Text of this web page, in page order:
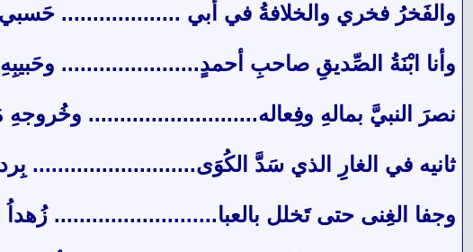
والفَخرُ فخري والخلافةُ في أبي ................... حَسبي
وأنا ابْنَةُ الصِّديقِ صاحبِ أحمدٍ......................
نصرَ النبيَّ بمالهِ وفِعاله........................... وخُروجهِ
ثانيه في الغارِِ الذي سَدَّ الكُوَى..........................
وجفا الغِنى حتى تَخلل بالعبا.......................... زُهداُ